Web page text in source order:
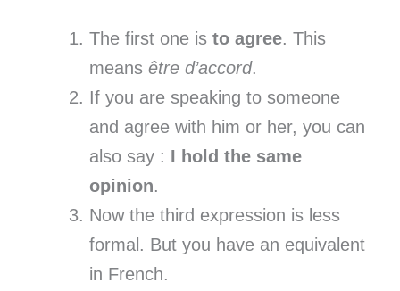
The first one is to agree. This
means être d’accord.
If you are speaking to someone
and agree with him or her, you can
also say : I hold the same
opinion.
Now the third expression is less
formal. But you have an equivalent
in French.